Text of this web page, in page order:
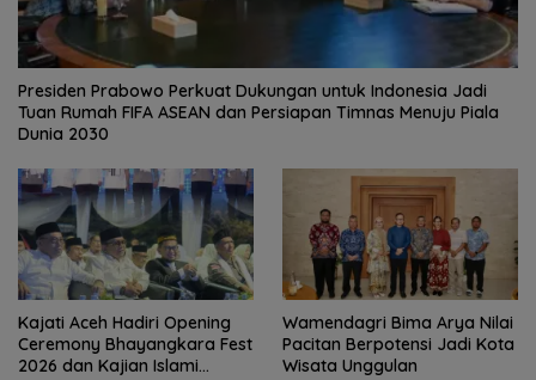
Presiden Prabowo Perkuat Dukungan untuk Indonesia Jadi
Tuan Rumah FIFA ASEAN dan Persiapan Timnas Menuju Piala
Dunia 2030
Kajati Aceh Hadiri Opening
Ceremony Bhayangkara Fest
2026 dan Kajian Islami
Wamendagri Bima Arya Nilai
Pacitan Berpotensi Jadi Kota
Wisata Unggulan